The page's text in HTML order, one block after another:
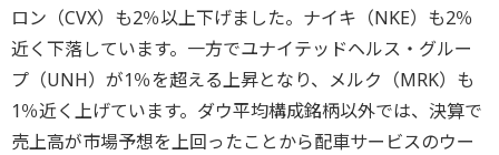
ロン（CVX）も2％以上下げました。ナイキ（NKE）も2％
近く下落しています。一方でユナイテッドヘルス・グルー
プ（UNH）が1％を超える上昇となり、メルク（MRK）も
1％近く上げています。ダウ平均構成銘柄以外では、決算で
売上高が市場予想を上回ったことから配車サービスのウー